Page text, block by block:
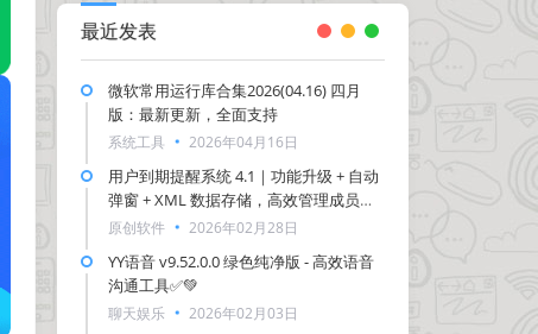
最近发表
微软常用运行库合集2026(04.16) 四月
版：最新更新，全面支持
系统工具 2026年04月16日
用户到期提醒系统 4.1｜功能升级 + 自动
弹窗 + XML 数据存储，高效管理成员到
期-新增邮箱提醒功能
原创软件 2026年02月28日
YY语音 v9.52.0.0 绿色纯净版 - 高效语音
沟通工具✅💚
聊天娱乐 2026年02月03日